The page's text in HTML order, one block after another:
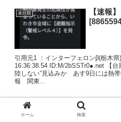
未分類
【速報
引用元1 ：インターフェロンβ(栃木
16:36:38.54 ID:M/2bSSTr0●.net 【台
陸しない”見込みか あす9日には熱
報 関東...
無職
れ！」
ホーム 検索